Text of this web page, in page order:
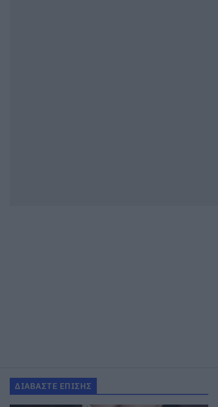
ΔΙΑΒΑΣΤΕ ΕΠΙΣΗΣ